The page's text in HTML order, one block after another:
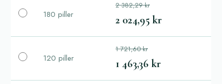
180 piller
2 382,29 kr
2 024,95 kr
120 piller
1 721,60 kr
1 463,36 kr